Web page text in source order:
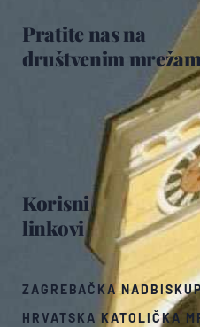
Korisni
linkovi
ZAGREBAČKA
HRVATSKA KATOLIČKA
Pratite nas na
društvenim